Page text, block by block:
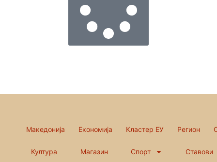
Македонија Економија Кластер ЕУ Регион
Култура Магазин Спорт Ставови